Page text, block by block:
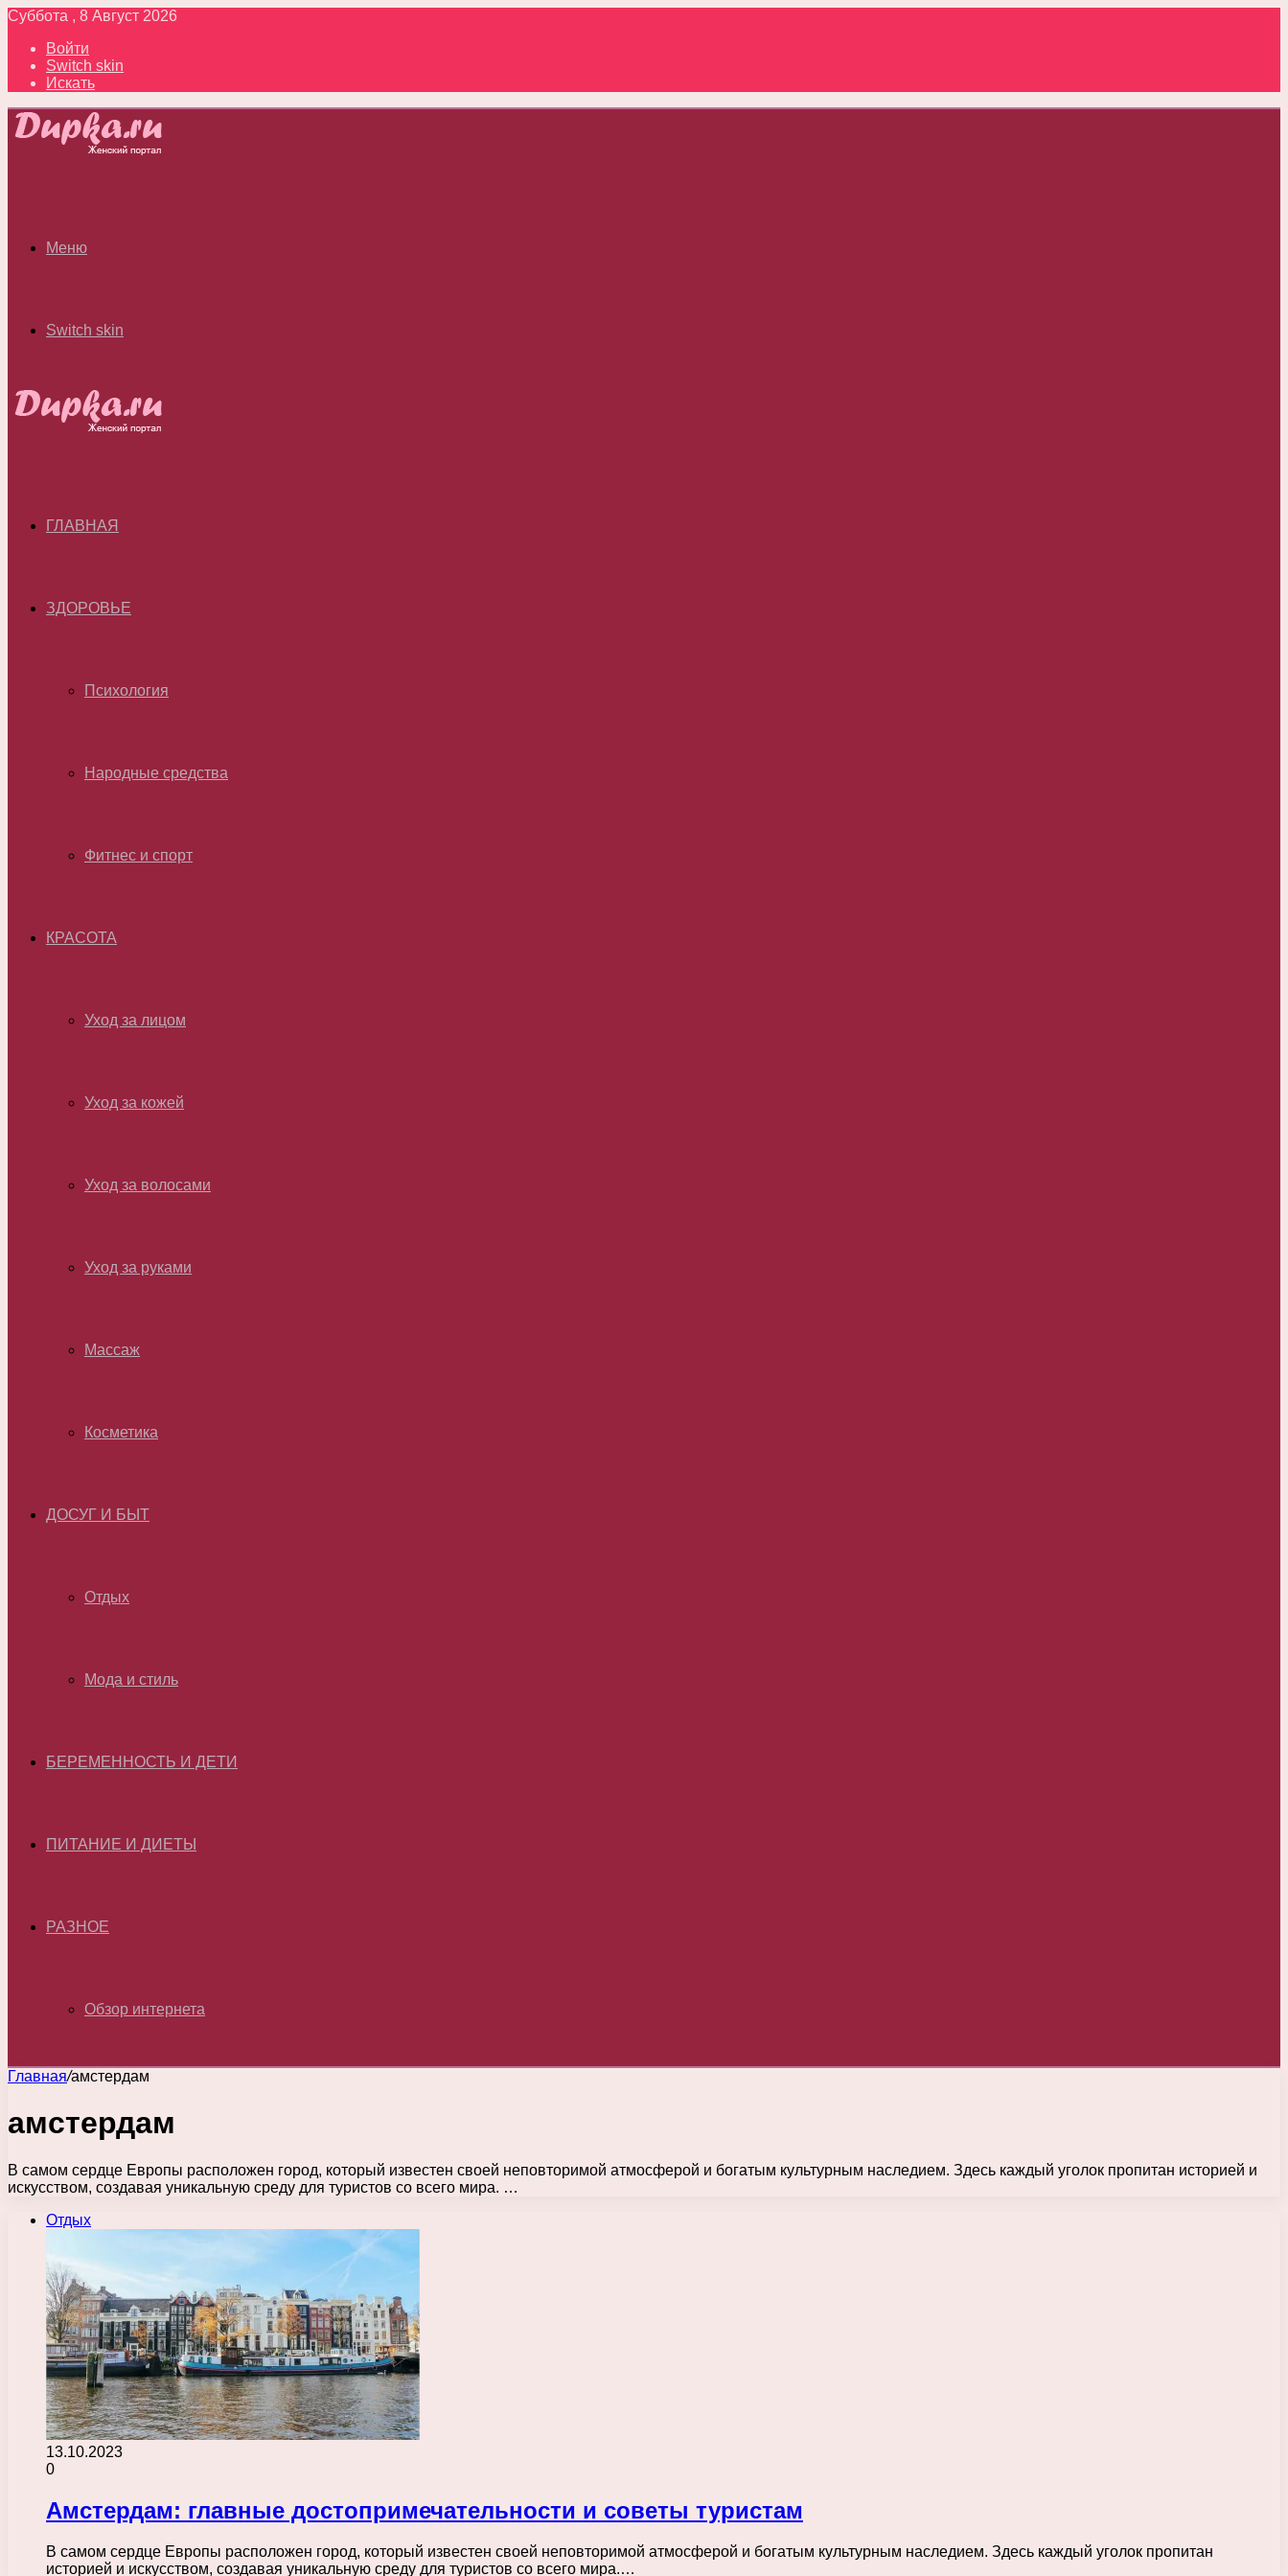
Суббота , 8 Август 2026
Войти
Switch skin
Искать
Меню
Switch skin
ГЛАВНАЯ
ЗДОРОВЬЕ
Психология
Народные средства
Фитнес и спорт
КРАСОТА
Уход за лицом
Уход за кожей
Уход за волосами
Уход за руками
Массаж
Косметика
ДОСУГ И БЫТ
Отдых
Мода и стиль
БЕРЕМЕННОСТЬ И ДЕТИ
ПИТАНИЕ И ДИЕТЫ
РАЗНОЕ
Обзор интернета
Главная/амстердам
амстердам
В самом сердце Европы расположен город, который известен своей неповторимой атмосферой и богатым культурным наследием. Здесь каждый уголок пропитан историей и
искусством, создавая уникальную среду для туристов со всего мира. …
Отдых
13.10.2023
0
Амстердам: главные достопримечательности и советы туристам
В самом сердце Европы расположен город, который известен своей неповторимой атмосферой и богатым культурным наследием. Здесь каждый уголок пропитан
историей и искусством, создавая уникальную среду для туристов со всего мира.…